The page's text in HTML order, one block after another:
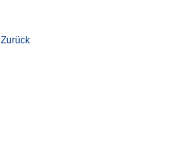
Zurück